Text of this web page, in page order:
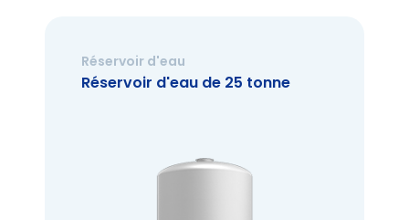
Réservoir d'eau
Réservoir d'eau de 25 tonne